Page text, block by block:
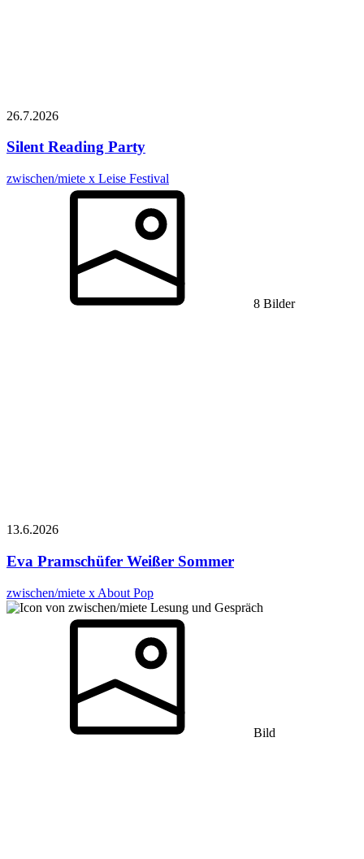
26.7.2026
Silent Reading Party
zwischen/miete x Leise Festival
8 Bilder
13.6.2026
Eva Pramschüfer Weißer Sommer
zwischen/miete x About Pop
Lesung und Gespräch
Bild